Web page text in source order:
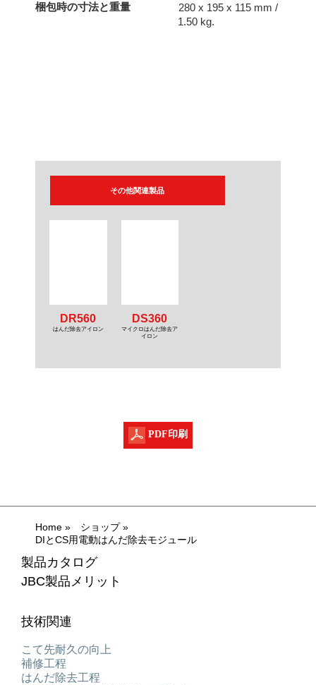
梱包時の寸法と重量
280 x 195 x 115 mm /
1.50 kg.
その他関連製品
DR560
はんだ除去アイロン
DS360
マイクロはんだ除去ア
イロン
PDF印刷
Home» ショップ»
DIとCS用電動はんだ除去モジュール
製品カタログ
JBC製品メリット
技術関連
こて先耐久の向上
補修工程
はんだ除去工程